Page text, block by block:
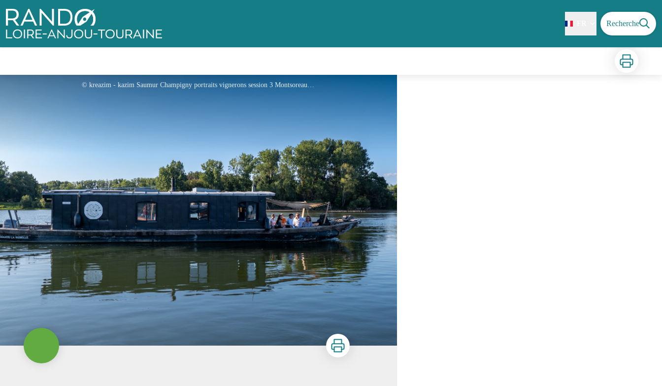
Rando Loire-Anjou-Touraine Recherche
Imprimer
© kreazim - kazim Saumur Champigny portraits vignerons session 3 Montsoreau-44.jpg - Kréazim Communication
Imprimer